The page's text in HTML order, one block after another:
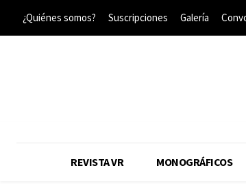
¿Quiénes somos? Suscripciones Galería
REVISTA VR MONOGRÁFICOS